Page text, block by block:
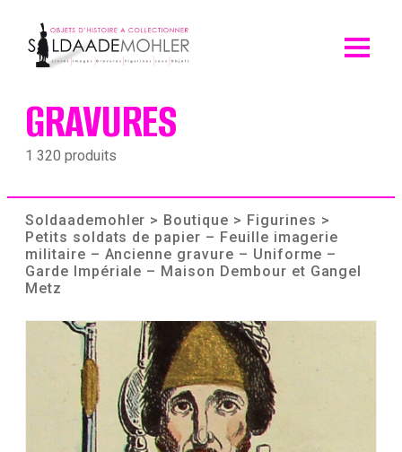
content
GRAVURES
1 320 produits
Soldaademohler > Boutique > Figurines >
Petits soldats de papier – Feuille imagerie
militaire – Ancienne gravure – Uniforme –
Garde Impériale – Maison Dembour et Gangel
Metz